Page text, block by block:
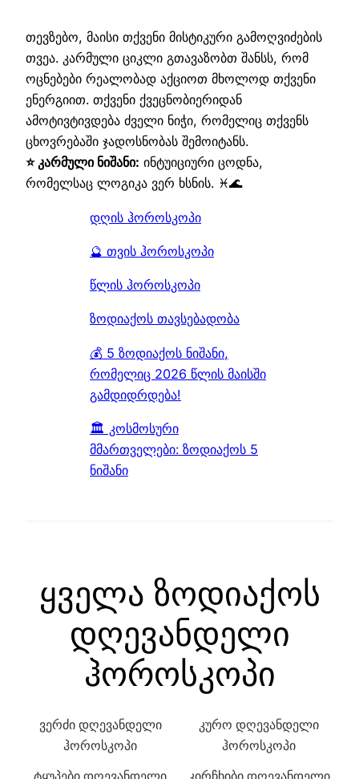
თევზებო, მაისი თქვენი მისტიკური გამოღვიძების
თვეა. კარმული ციკლი გთავაზობთ შანსს, რომ
ოცნებები რეალობად აქციოთ მხოლოდ თქვენი
ენერგიით. თქვენი ქვეცნობიერიდან
ამოტივტივდება ძველი ნიჭი, რომელიც თქვენს
ცხოვრებაში ჯადოსნობას შემოიტანს.
⭐ კარმული ნიშანი: ინტუიციური ცოდნა,
რომელსაც ლოგიკა ვერ ხსნის. ♓🌊
დღის ჰოროსკოპი
🔮 თვის ჰოროსკოპი
წლის ჰოროსკოპი
ზოდიაქოს თავსებადობა
💰 5 ზოდიაქოს ნიშანი,
რომელიც 2026 წლის მაისში
გამდიდრდება!
🏛️ კოსმოსური
მმართველები: ზოდიაქოს 5
ნიშანი
ყველა ზოდიაქოს
დღევანდელი
ჰოროსკოპი
ვერძი დღევანდელი
ჰოროსკოპი
კურო დღევანდელი
ჰოროსკოპი
ტყუპები დღევანდელი
კირჩხიბი დღევანდელი